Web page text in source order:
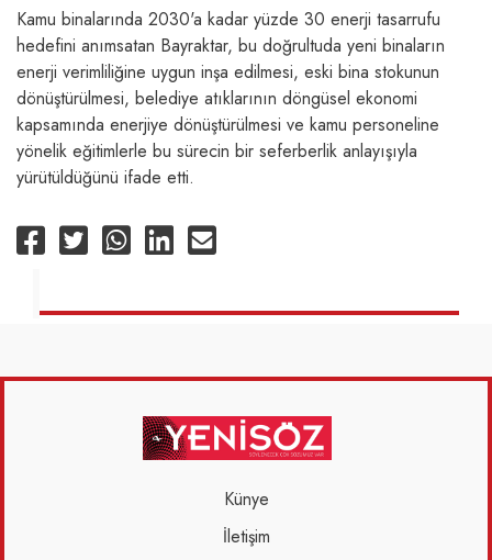
Kamu binalarında 2030'a kadar yüzde 30 enerji tasarrufu
hedefini anımsatan Bayraktar, bu doğrultuda yeni binaların
enerji verimliliğine uygun inşa edilmesi, eski bina stokunun
dönüştürülmesi, belediye atıklarının döngüsel ekonomi
kapsamında enerjiye dönüştürülmesi ve kamu personeline
yönelik eğitimlerle bu sürecin bir seferberlik anlayışıyla
yürütüldüğünü ifade etti.
Künye
İletişim